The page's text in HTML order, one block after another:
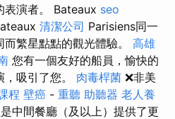
表演者。 Bateaux seo
清潔公司 Parisiens同一
繁星點點的觀光體驗。 高雄
您有一個友好的船員，愉快的
吸引了您。 肉毒桿菌 ❌非美
程 壁癌 - 重聽 助聽器 老人養
中間餐廳（及以上）提供了更